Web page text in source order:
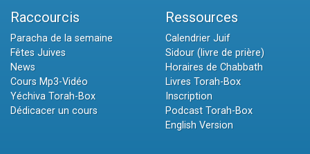
Raccourcis
Paracha de la semaine
Fêtes Juives
News
Cours Mp3-Vidéo
Yéchiva Torah-Box
Dédicacer un cours
Ressources
Calendrier Juif
Sidour (livre de prière)
Horaires de Chabbath
Livres Torah-Box
Inscription
Podcast Torah-Box
English Version